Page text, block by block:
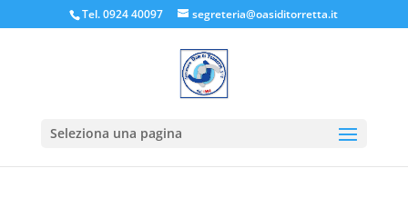
Tel. 0924 40097 segreteria@oasiditorretta.it
Seleziona una pagina